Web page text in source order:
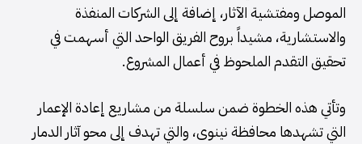
الموصل ومفتشية الآثار، إضافة إلى الشركات المنفذة
والاستشارية، مشيداً بروح الفريق الواحد التي أسهمت في
تحقيق التقدم الملحوظ في أعمال المشروع.
وتأتي هذه الخطوة ضمن سلسلة من مشاريع إعادة الإعمار
التي تشهدها محافظة نينوى، والتي تهدف إلى محو آثار الدمار